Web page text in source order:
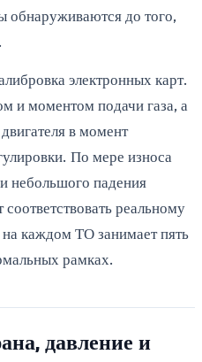
обнаруживаются до того,
электронных карт.
и моментом подачи газа, а
в момент
По мере износа
небольшого падения
реальному
каждом ТО занимает пять
рамках.
давление и